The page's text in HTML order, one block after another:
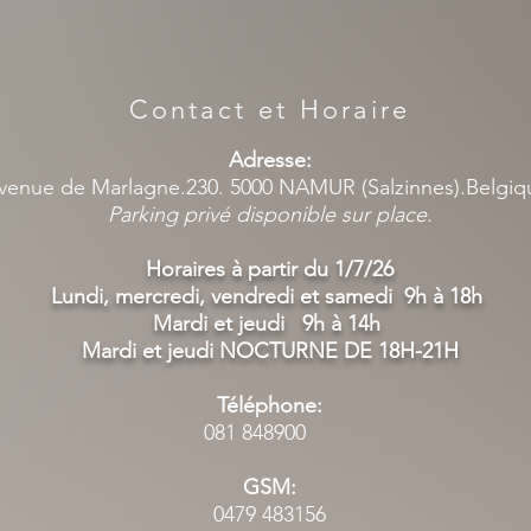
Contact et Horaire
Adresse:
de Marlagne.230. 5000 NAMUR
Parking privé disponible sur place.
Horaires à partir du 1/7/26
Lundi, mercredi, vendredi et samedi 9h à 18h
Mardi et jeudi 9h à 14h
Mardi et jeudi NOCTURNE DE 18H-21H
Téléphone:
081 848900
GSM:
0479 483156